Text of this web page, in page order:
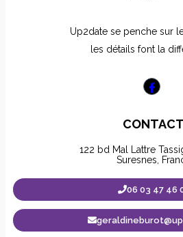
Up2date se penche sur
les détails font la
CONTACT
122 bd Mal Lattre
Suresnes,
06 03 47 46